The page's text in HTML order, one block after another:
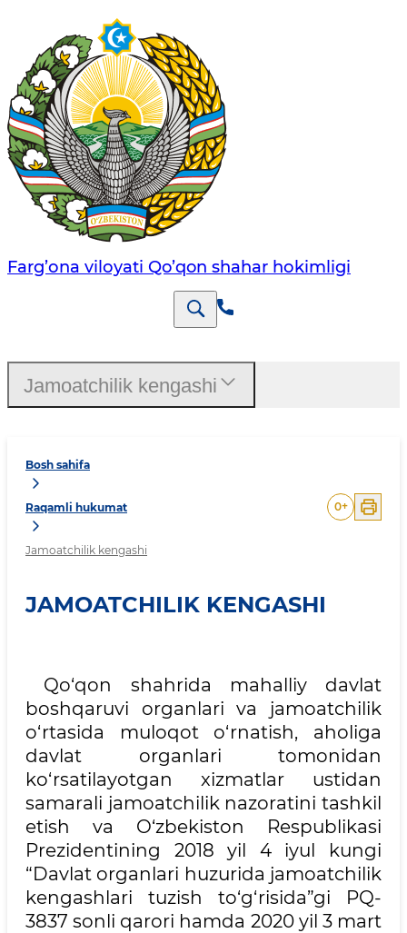
Farg’оnа vilоyati Qo’qon shahar hоkimligi
Bosh sahifa
Raqamli hukumat
Jamoatchilik kengashi
0+
JAMOATCHILIK KENGASHI
Qo‘qon shahrida mahalliy davlat
boshqaruvi organlari va jamoatchilik
o‘rtasida muloqot o‘rnatish, aholiga
davlat organlari tomonidan
ko‘rsatilayotgan xizmatlar ustidan
samarali jamoatchilik nazoratini tashkil
etish va O‘zbekiston Respublikasi
Prezidentining 2018 yil 4 iyul kungi
“Davlat organlari huzurida jamoatchilik
kengashlari tuzish to‘g‘risida”gi PQ-
3837 sonli qarori hamda 2020 yil 3 mart
Jamoatchilik kengashi